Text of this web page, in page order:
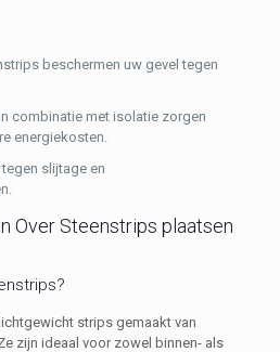
beschermen uw gevel tegen
combinatie met isolatie zorgen
energiekosten.
slijtage en
Over Steenstrips plaatsen
strips gemaakt van
zijn ideaal voor zowel binnen- als